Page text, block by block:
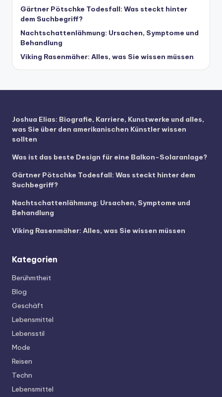
Gärtner Pötschke Todesfall: Was steckt hinter
dem Suchbegriff?
Nachtschattenlähmung: Ursachen, Symptome und
Behandlung
Viking Rasenmäher: Alles, was Sie wissen müssen
Joshua Elias: Biografie, Karriere, Kunstwerke und alles,
was Sie über den amerikanischen Künstler wissen
sollten
Was ist das beste Design für eine Balkon-Solaranlage?
Gärtner Pötschke Todesfall: Was steckt hinter dem
Suchbegriff?
Nachtschattenlähmung: Ursachen, Symptome und
Behandlung
Viking Rasenmäher: Alles, was Sie wissen müssen
Kategorien
Berühmtheit
Blog
Geschäft
Lebensmittel
Lebensstil
Mode
Reisen
Techn
Lebensmittel